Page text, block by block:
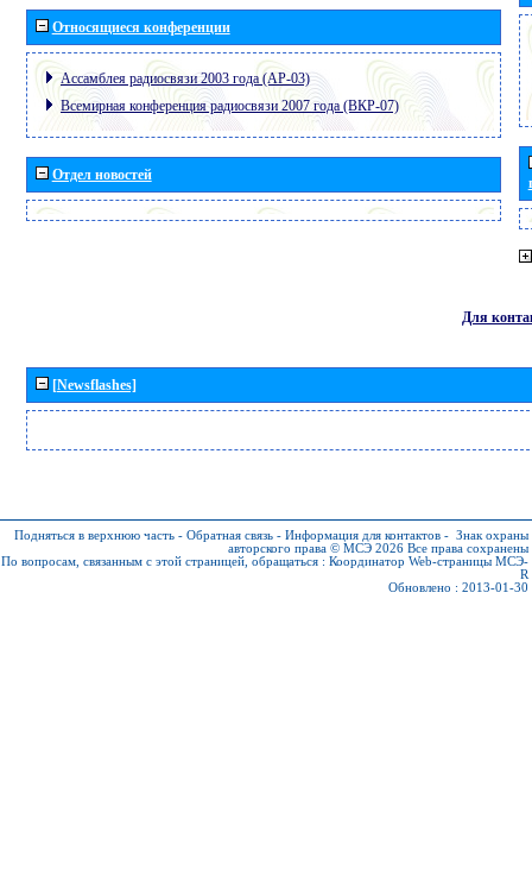
Относящиеся конференции
Ассамблея радиосвязи 2003 года (АР-03)
Всемирная конференция радиосвязи 2007 года (ВКР-07)
Отдел новостей
Для
[Newsflashes]
Подняться в верхнюю часть - Обратная связь - Информация для контактов - Знак охраны
авторского права © МСЭ 2026 Все права сохранены
По вопросам, связанным с этой страницей, обращаться : Координатор Web-страницы МСЭ-
R
Обновлено : 2013-01-30